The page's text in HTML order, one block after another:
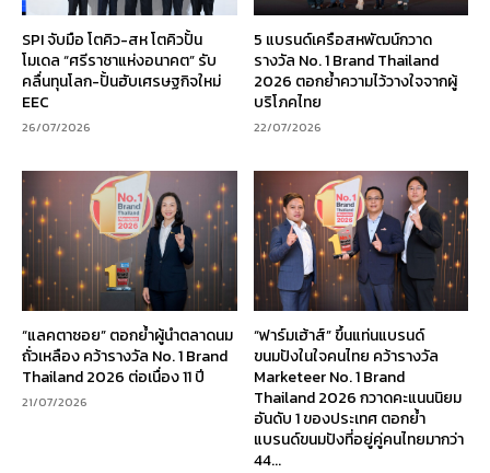
SPI จับมือ โตคิว-สห โตคิวปั้น
โมเดล “ศรีราชาแห่งอนาคต” รับ
คลื่นทุนโลก-ปั้นฮับเศรษฐกิจใหม่
EEC
26/07/2026
5 แบรนด์เครือสหพัฒน์กวาด
รางวัล No. 1 Brand Thailand
2026 ตอกย้ำความไว้วางใจจากผู้
บริโภคไทย
22/07/2026
“แลคตาซอย” ตอกย้ำผู้นำตลาดนม
ถั่วเหลือง คว้ารางวัล No. 1 Brand
Thailand 2026 ต่อเนื่อง 11 ปี
21/07/2026
“ฟาร์มเฮ้าส์” ขึ้นแท่นแบรนด์
ขนมปังในใจคนไทย คว้ารางวัล
Marketeer No. 1 Brand
Thailand 2026 กวาดคะแนนนิยม
อันดับ 1 ของประเทศ ตอกย้ำ
แบรนด์ขนมปังที่อยู่คู่คนไทยมากว่า
44...